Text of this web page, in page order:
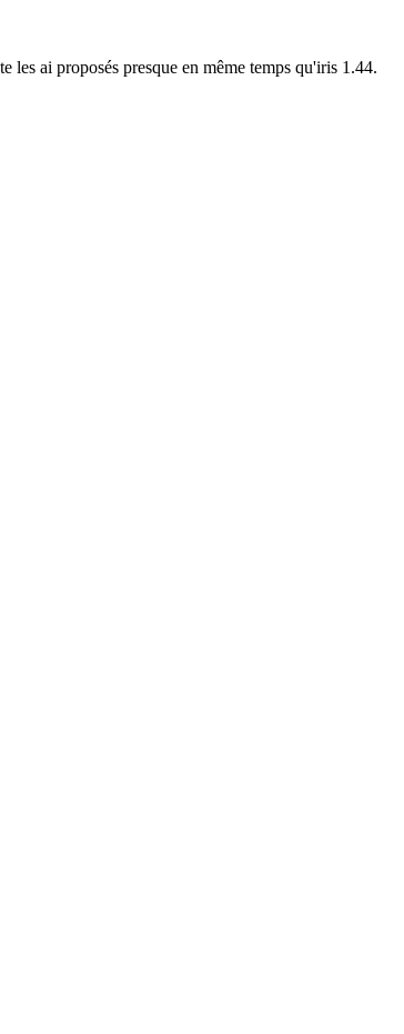
ai proposés presque en même temps qu'iris 1.44.